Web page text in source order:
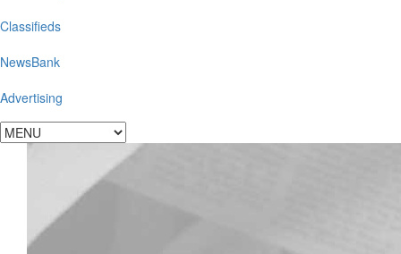
Classifieds
NewsBank
Advertising